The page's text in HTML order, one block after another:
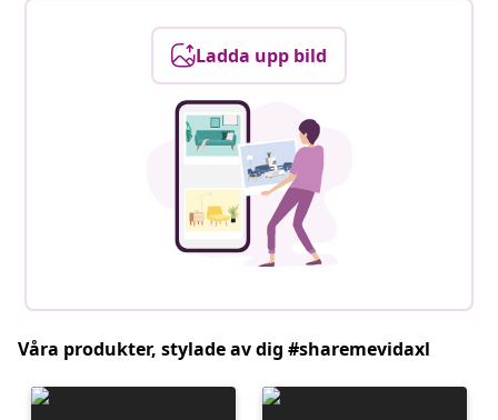
Ladda upp bild
Våra produkter, stylade av dig #sharemevidaxl